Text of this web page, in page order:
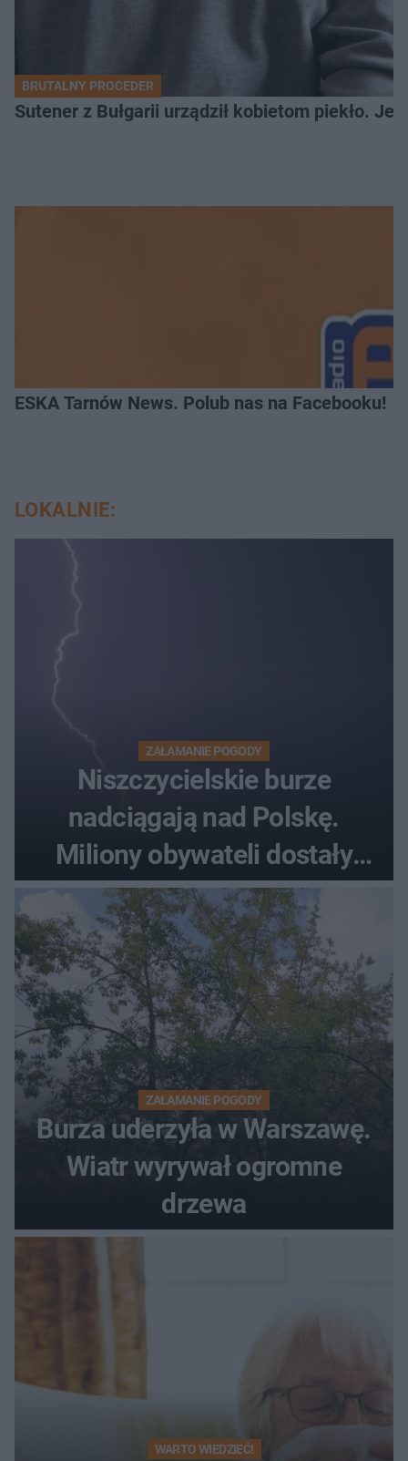
BRUTALNY PROCEDER
Sutener z Bułgarii urządził kobietom piekło.
ESKA Tarnów News. Polub nas na Facebooku!
LOKALNIE:
ZAŁAMANIE POGODY
Niszczycielskie burze
nadciągają nad Polskę.
Miliony obywateli dostały
wiadomości z pilnym
ostrzeżeniem
ZAŁAMANIE POGODY
Burza uderzyła w Warszawę.
Wiatr wyrywał ogromne
drzewa
WARTO WIEDZIEĆ!